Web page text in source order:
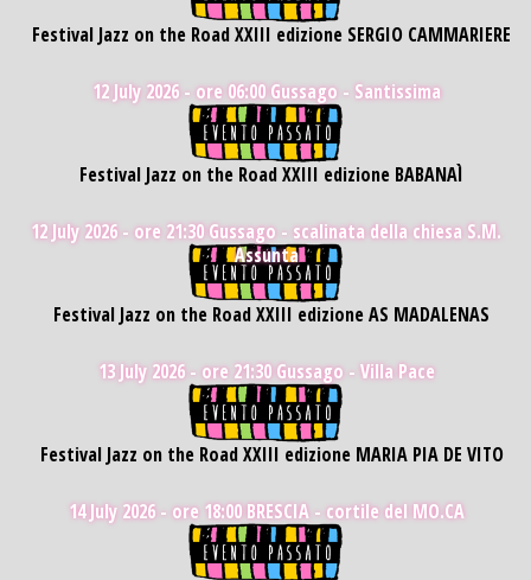
Festival Jazz on the Road XXIII edizione SERGIO CAMMARIERE
12 July 2026 - ore 06:00Gussago - Santissima
Festival Jazz on the Road XXIII edizione BABANAÌ
12 July 2026 - ore 21:30Gussago - scalinata della chiesa S.M.
Assunta
Festival Jazz on the Road XXIII edizione AS MADALENAS
13 July 2026 - ore 21:30Gussago - Villa Pace
Festival Jazz on the Road XXIII edizione MARIA PIA DE VITO
14 July 2026 - ore 18:00BRESCIA - cortile del MO.CA